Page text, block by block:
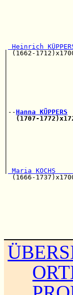
Heinrich
|
|
|
|
|--Hanna KÜPPERS
(1707-
|
|
|
Maria